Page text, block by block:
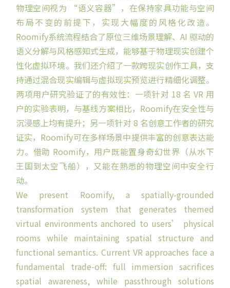
物理空间视为 “语义容器”，在保持家具功能与空间
布局不变的前提下，实现大幅度的风格化改造。
Roomify系统流程结合了原位三维场景理解、AI 驱动的
语义分解与风格感知式生成，能够基于物理现实创建个
性化虚拟环境。我们还介绍了一款跨现实创作工具，支
持通过混合现实编辑与虚拟现实预览进行精细化调整。
两项用户研究验证了的有效性：一项针对 18 名 VR 用
户的实验表明，与基线方案相比，Roomify在安全性与
沉浸感上均有提升；另一项针对 8 名创意工作者的研究
证实，Roomify可在多样场景中提供丰富的创意表达能
力。借助 Roomify，用户既能置身奇幻世界（从水下
王国到太空飞船），又能在熟悉的物理空间中安全行
动。
We present Roomify, a spatially-grounded
transformation system that generates themed
virtual environments anchored to users’ physical
rooms while maintaining spatial structure and
functional semantics. Current VR approaches face a
fundamental trade-off: full immersion sacrifices
spatial awareness, while passthrough solutions